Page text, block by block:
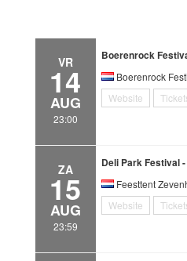
VR
14
AUG
23:00
Boerenrock
Boerenrock
Website
ZA
15
AUG
23:59
Deli Park Festival
Feesttent
Website